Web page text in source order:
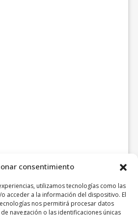
consentimiento
utilizamos tecnologías como las
acceder a la información del dispositivo. El
nos permitirá procesar datos
navegación o las identificaciones únicas